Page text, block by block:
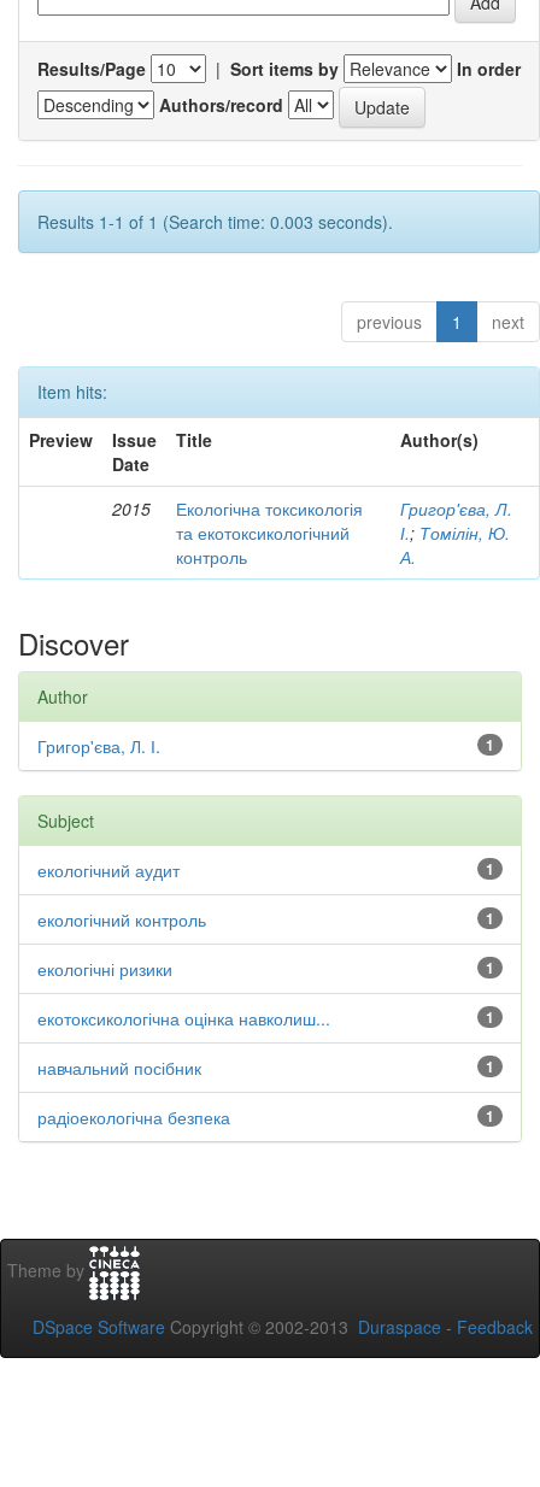
Results/Page | Sort items by
In order
Authors/record
Results 1-1 of 1 (Search time: 0.003 seconds).
previous 1 next
Item hits:
Preview
Issue
Date
Title Author(s)
2015
Екологічна токсикологія
та екотоксикологічний
контроль
Григор'єва, Л.
І.; Томілін, Ю.
А.
Discover
Author
1
Григор'єва, Л. І.
Subject
1
екологічний аудит
1
екологічний контроль
1
екологічні ризики
1
екотоксикологічна оцінка навколиш...
1
навчальний посібник
1
радіоекологічна безпека
Theme by
DSpace Software Copyright © 2002-2013 Duraspace - Feedback